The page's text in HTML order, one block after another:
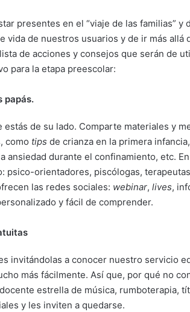
presentes en el “viaje de las familias” y
vida de nuestros usuarios y de ir más allá
de acciones y consejos que serán de
para la etapa preescolar:
papás.
de su lado. Comparte materiales y
como tips de crianza en la primera
ansiedad durante el confinamiento, etc.
psico-orientadores, piscólogas,
las redes sociales: webinar, lives,
y fácil de comprender.
invitándolas a conocer nuestro servicio
más fácilmente. Así que, por qué no
estrella de música, rumboterapia,
y les inviten a quedarse.